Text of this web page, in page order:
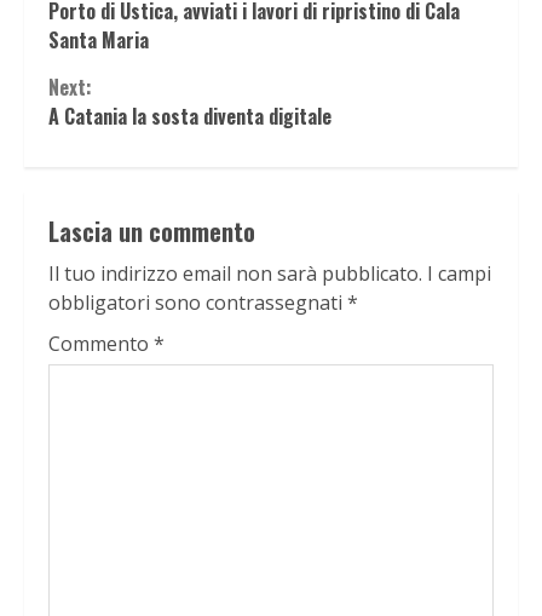
Reading
Porto di Ustica, avviati i lavori di ripristino di Cala
Santa Maria
Next:
A Catania la sosta diventa digitale
Lascia un commento
Il tuo indirizzo email non sarà pubblicato. I campi
obbligatori sono contrassegnati *
Commento *